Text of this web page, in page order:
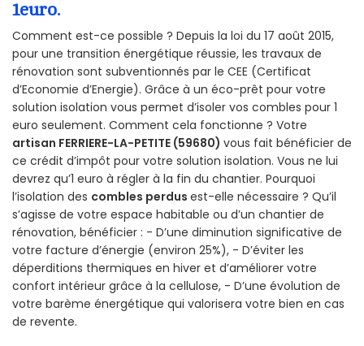
1euro.
Comment est-ce possible ? Depuis la loi du 17 août 2015,
pour une transition énergétique réussie, les travaux de
rénovation sont subventionnés par le CEE (Certificat
d’Economie d’Energie). Grâce à un éco-prêt pour votre
solution isolation vous permet d’isoler vos combles pour 1
euro seulement. Comment cela fonctionne ? Votre
artisan FERRIERE-LA-PETITE (59680) vous fait bénéficier de
ce crédit d’impôt pour votre solution isolation. Vous ne lui
devrez qu’1 euro à régler à la fin du chantier. Pourquoi
l’isolation des combles perdus est-elle nécessaire ? Qu’il
s’agisse de votre espace habitable ou d’un chantier de
rénovation, bénéficier : - D’une diminution significative de
votre facture d’énergie (environ 25%), - D’éviter les
déperditions thermiques en hiver et d’améliorer votre
confort intérieur grâce à la cellulose, - D’une évolution de
votre barème énergétique qui valorisera votre bien en cas
de revente.